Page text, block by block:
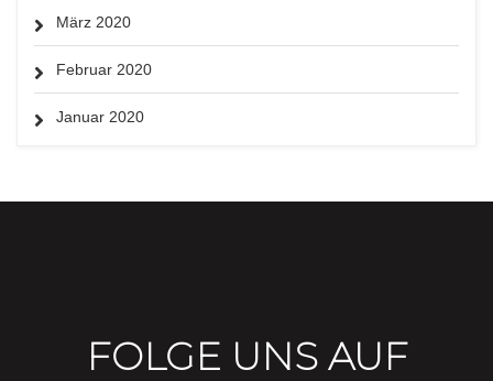
März 2020
Februar 2020
Januar 2020
FOLGE UNS AUF